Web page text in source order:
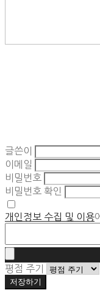
글쓴이
이메일
비밀번호
비밀번호 확인
개인정보 수집 및 이용
평점 주기
저장하기